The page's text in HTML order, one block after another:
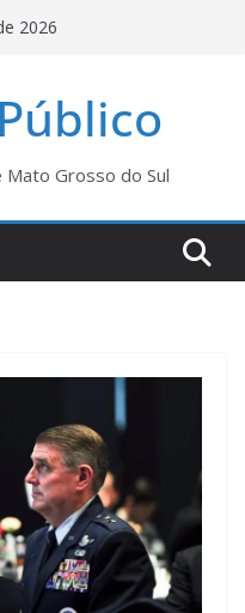
2026
Mato Grosso do Sul